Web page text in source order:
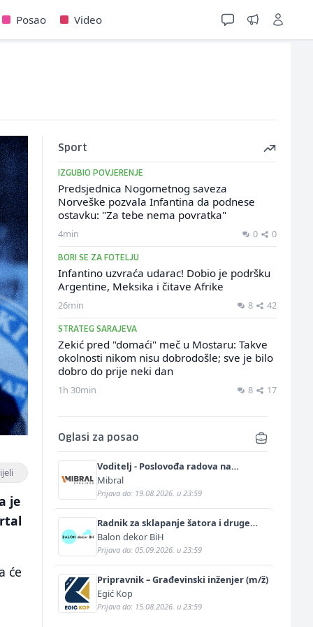
Posao Video
je
će
Sport
IZGUBIO POVJERENJE
Predsjednica Nogometnog saveza
Norveške pozvala Infantina da podnese
ostavku: "Za tebe nema povratka"
4min 0 0
BORI SE ZA FOTELJU
Infantino uzvraća udarac! Dobio je podršku
Argentine, Meksika i čitave Afrike
26min 8 42
STRATEG SARAJEVA
Zekić pred "domaći" meč u Mostaru: Takve
okolnosti nikom nisu dobrodošle; sve je bilo
dobro do prije neki dan
1h 30min 8 17
Oglasi za posao
Voditelj - Poslovođa radova na
gradilištu (m/ž)
Mibral
Prijava do: 19.08.2026. u 23:59
Radnik za sklapanje šatora i druge
prateće opreme (m/ž)
Balon dekor BiH
Prijava do: 05.09.2026. u 23:59
Pripravnik – Građevinski inženjer (m/ž)
Egić Kop
Prijava do: 15.08.2026. u 23:59